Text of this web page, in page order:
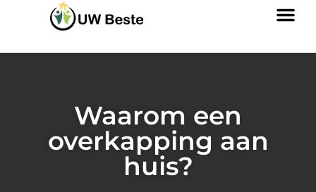
Waarom een
overkapping aan
huis?